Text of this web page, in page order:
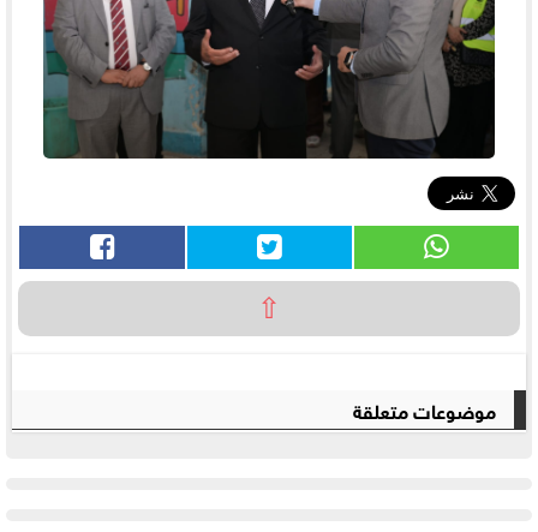
⇧
موضوعات متعلقة